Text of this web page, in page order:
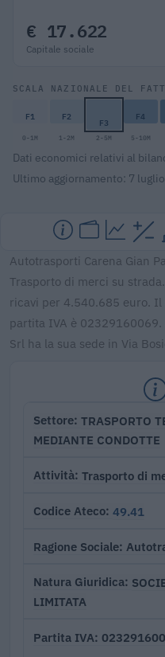
€ 17.622
Capitale sociale
SCALA NAZIONALE DEL
F1 F2 F3 F4
0-1M 1-2M 2-5M 5-10M
Dati economici relativi al
Ultimo aggiornamento: 7
Autotrasporti Carena Gian
Trasporto di merci su
ricavi per 4.540.685 euro. Il
partita IVA è 02329160069.
Srl ha la sua sede in Via
Settore TRASPORTO
MEDIANTE CONDOTTE
Attività Trasporto di
Codice Ateco 49.41
Ragione Sociale
Natura Giuridica
LIMITATA
Partita IVA